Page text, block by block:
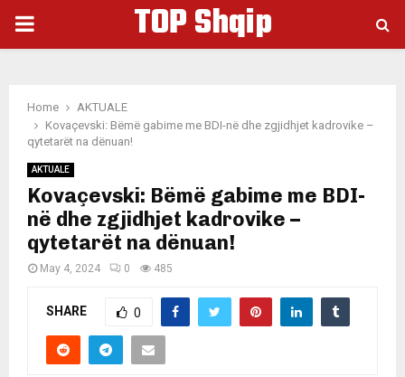
PRIMARY
TOP Shqip
Home
AKTUALE
Kovaçevski: Bëmë gabime me BDI-në dhe zgjidhjet kadrovike –
qytetarët na dënuan!
AKTUALE
Kovaçevski: Bëmë gabime me BDI-
në dhe zgjidhjet kadrovike –
qytetarët na dënuan!
May 4, 2024 0 485
SHARE 0